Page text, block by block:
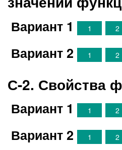
Вариант 1 1 2
Вариант 2 1 2
С-2. Свойства
Вариант 1 1 2
Вариант 2 1 2